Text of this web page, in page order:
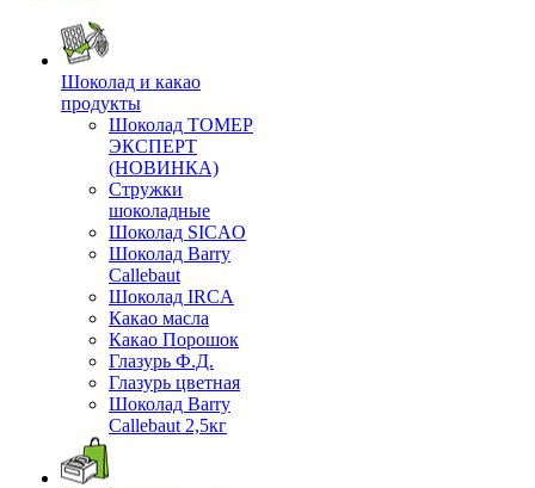
Шоколад и какао
продукты
Шоколад ТОМЕР
ЭКСПЕРТ
(НОВИНКА)
Стружки
шоколадные
Шоколад SICAO
Шоколад Barry
Callebaut
Шоколад IRCA
Какао масла
Какао Порошок
Глазурь Ф.Д.
Глазурь цветная
Шоколад Barry
Callebaut 2,5кг